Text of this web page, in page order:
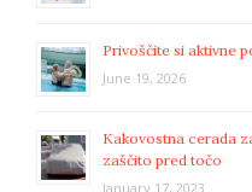
Privoščite si aktivne
June 19, 2026
Kakovostna cerada
zaščito pred točo
January 17, 2023